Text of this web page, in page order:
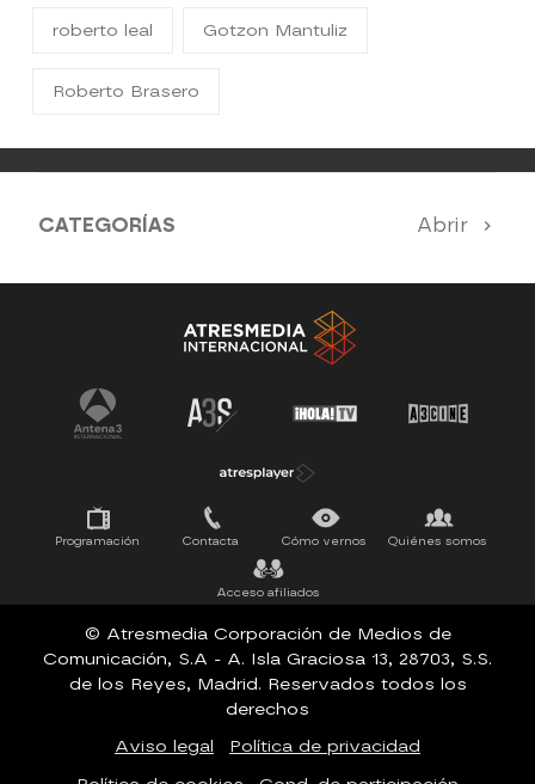
roberto leal Gotzon Mantuliz
Roberto Brasero
CATEGORÍAS Abrir
Antena 3 Noticias El Hormiguero
Tu cara me suena Pasapalabra
Programación Contacta Cómo vernos Quiénes somos
Acceso afiliados
© Atresmedia Corporación de Medios de
Comunicación, S.A - A. Isla Graciosa 13, 28703, S.S.
de los Reyes, Madrid. Reservados todos los
derechos
Aviso legal
Política de privacidad